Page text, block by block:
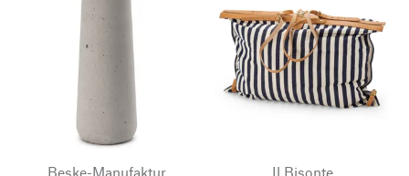
Beske-Manufaktur
Il Bisonte